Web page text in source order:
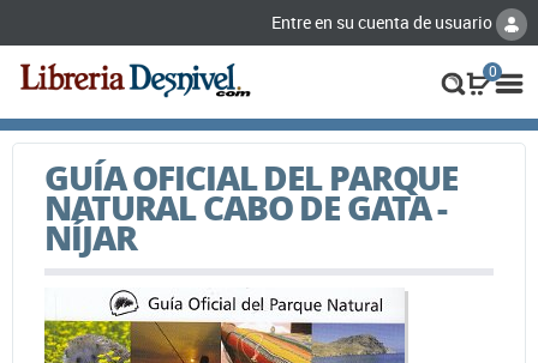
Entre en su cuenta de usuario
0
GUÍA OFICIAL DEL PARQUE
NATURAL CABO DE GATA -
NÍJAR